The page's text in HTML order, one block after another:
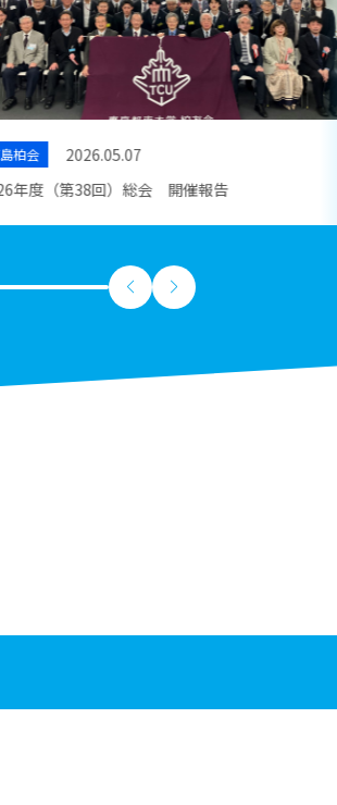
支部
2026.04.16
8年 第4回大学等同窓会ダブルスクランブルゴル